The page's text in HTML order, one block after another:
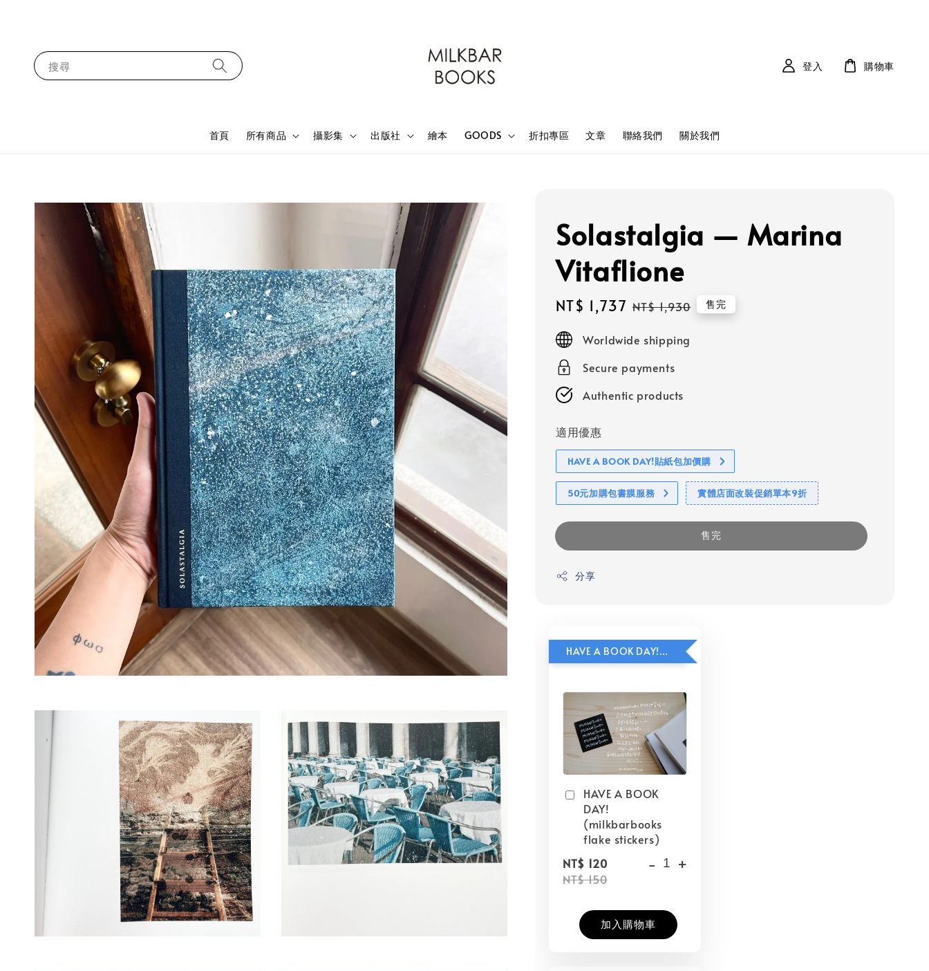
搜尋
首頁 所有商品 攝影集 出版社 繪本 GOODS 折扣專區 文章 聯絡我們 關於我們
登入 購物車
Solastalgia — Marina
Vitaflione
Sale
price
NT$ 1,737 Regular
NT$ 1,930 售完
Worldwide shipping
Secure payments
Authentic products
適用優惠
HAVE A BOOK DAY!貼紙包加價購
50元加購包書膜服務 實體店面改裝促銷單本9折
售完
分享
HAVE A BOOK DAY!貼紙包加價購
HAVE A BOOK
DAY!
(milkbarbooks
flake stickers)
NT$ 120
NT$ 150
- +
加入購物車